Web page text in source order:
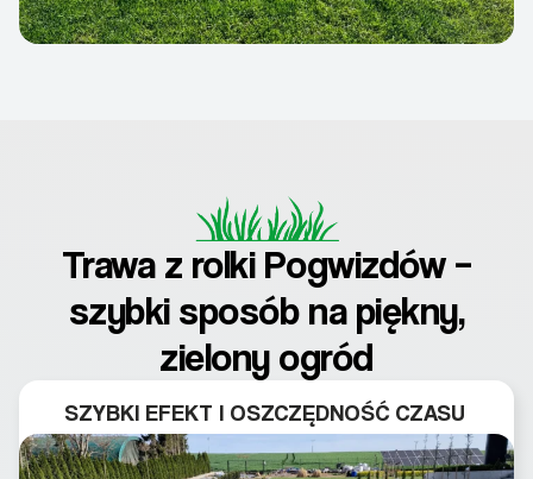
Trawa z rolki Pogwizdów –
szybki sposób na piękny,
zielony ogród
SZYBKI EFEKT I OSZCZĘDNOŚĆ CZASU